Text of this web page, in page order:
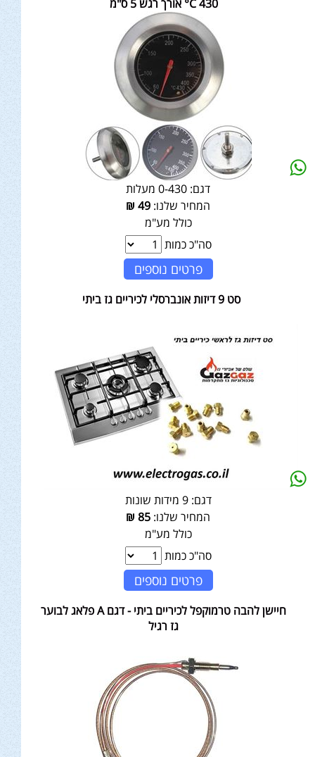
430 C° אורך רגש 5 ס"מ
דגם: 0-430 מעלות
המחיר שלנו: 49
₪
כולל מע"מ
סה"כ כמות
פרטים נוספים
סט 9 דיזות אונברסלי לכיריים גז ביתי
דגם: 9 מידות שונות
המחיר שלנו: 85
₪
כולל מע"מ
סה"כ כמות
פרטים נוספים
חיישן להבה טרמוקפל לכיריים ביתי - דגם A פלאג לבוער
גז רגיל